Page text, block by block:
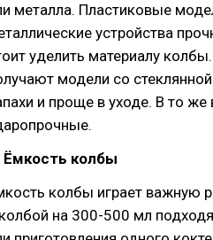
металла. Пластиковые
устройства
уделить материалу
модели со
и проще в уходе. В то
Ёмкость колбы
колбы играет важную
на 300-500 мл